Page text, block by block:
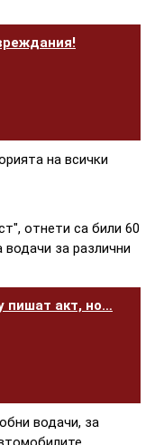
на всички
отнети са били 60
за различни
пишат акт, но…
водачи, за